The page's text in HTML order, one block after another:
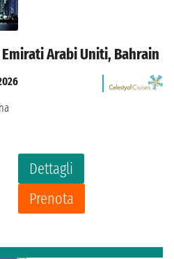
Arabi Uniti, Bahrain
Dettagli
Prenota